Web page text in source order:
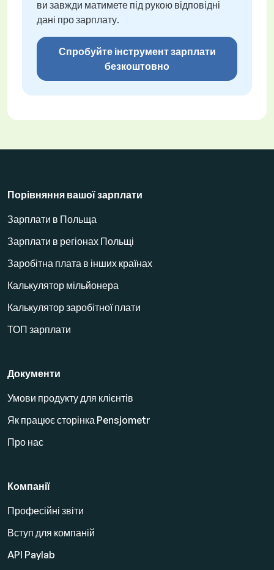
ви завжди матимете під рукою відповідні
дані про зарплату.
Спробуйте інструмент зарплати
безкоштовно
Порівняння вашої зарплати
Зарплати в Польща
Зарплати в регіонах Польщі
Заробітна плата в інших країнах
Калькулятор мільйонера
Калькулятор заробітної плати
ТОП зарплати
Документи
Умови продукту для клієнтів
Як працює сторінка Pensjometr
Про нас
Компанії
Професійні звіти
Вступ для компаній
API Paylab